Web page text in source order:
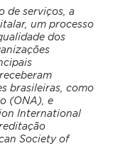
de serviços, a
um processo
dos
brasileiras, como
(ONA), e
International
Society of